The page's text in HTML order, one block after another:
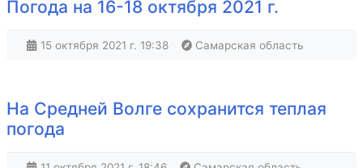
Погода на 16-18 октября 2021 г.
15 октября 2021 г. 19:38 Самарская область
На Средней Волге сохранится теплая
погода